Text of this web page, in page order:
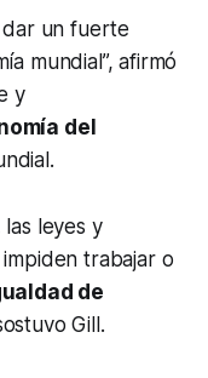
dar un fuerte
mundial”, afirmó
y
del
leyes y
impiden trabajar o
de
Gill.